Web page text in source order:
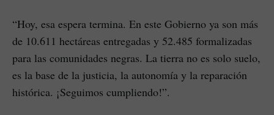
“Hoy, esa espera termina. En este Gobierno ya son más
de 10.611 hectáreas entregadas y 52.485 formalizadas
para las comunidades negras. La tierra no es solo suelo,
es la base de la justicia, la autonomía y la reparación
histórica. ¡Seguimos cumpliendo!”.